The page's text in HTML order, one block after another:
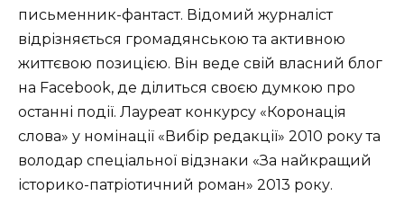
письменник-фантаст. Відомий журналіст
відрізняється громадянською та активною
життєвою позицією. Він веде свій власний блог
на Facebook, де ділиться своєю думкою про
останні події. Лауреат конкурсу «Коронація
слова» у номінації «Вибір редакції» 2010 року та
володар спеціальної відзнаки «За найкращий
історико-патріотичний роман» 2013 року.